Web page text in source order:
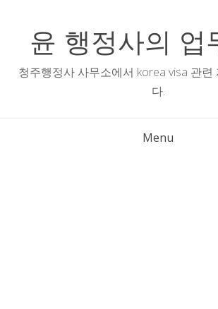
content윤 행정사의 업
청주행정사 사무소에서 korea visa 관련
다.
Menu